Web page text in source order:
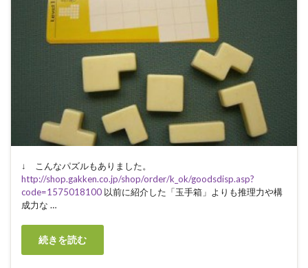
↓ こんなパズルもありました。
http://shop.gakken.co.jp/shop/order/k_ok/goodsdisp.asp?
code=1575018100 以前に紹介した「玉手箱」よりも推理力や構
成力な …
続きを読む